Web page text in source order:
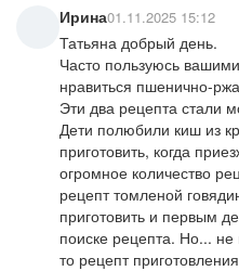
Ирина01.11.2025 15:12
Татьяна добрый день.
Часто пользуюсь
нравиться пшенично-
Эти два рецепта стали
Дети полюбили киш из
приготовить, когда
огромное количество
рецепт томленой
приготовить и первым
поиске рецепта. Но...
то рецепт